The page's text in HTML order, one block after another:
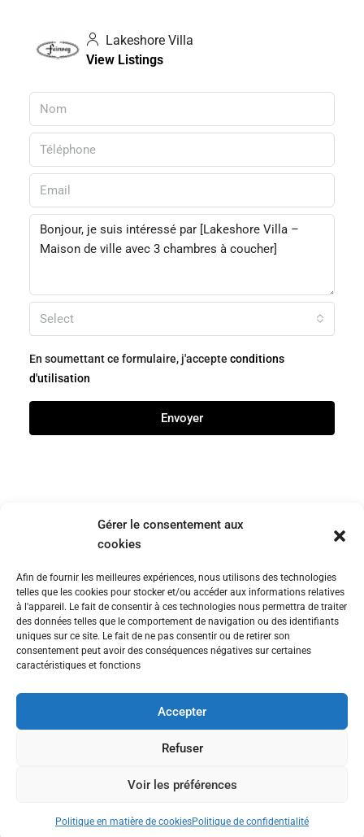
Gérer le consentement aux
cookies
Afin de fournir les meilleures expériences, nous utilisons des technologies
telles que les cookies pour stocker et/ou accéder aux informations relatives
à l'appareil. Le fait de consentir à ces technologies nous permettra de traiter
des données telles que le comportement de navigation ou des identifiants
uniques sur ce site. Le fait de ne pas consentir ou de retirer son
consentement peut avoir des conséquences négatives sur certaines
caractéristiques et fonctions
Accepter
Refuser
Voir les préférences
Politique en matière de cookiesPolitique de confidentialité
Lakeshore Villa
View Listings
Select
En soumettant ce formulaire, j'accepte conditions
d'utilisation
Envoyer
Lakeshore Villa
Nous contacter Politique de confidentialité
© All rights reserved © 2025 The Fairway Group - Cyber Rooster